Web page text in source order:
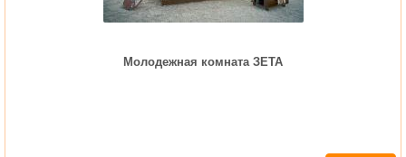
Молодежная комната ЗЕТА